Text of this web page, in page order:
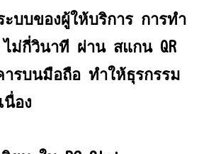
บบของผู้ให้บริการ การทำ
ไม่กี่วินาที ผ่าน สแกน QR
รบนมือถือ ทำให้ธุรกรรม
นื่อง